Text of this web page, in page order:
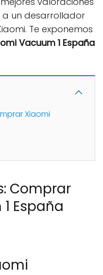
un desarrollador
Te exponemos
Vacuum 1 España
Xiaomi
Comprar
España